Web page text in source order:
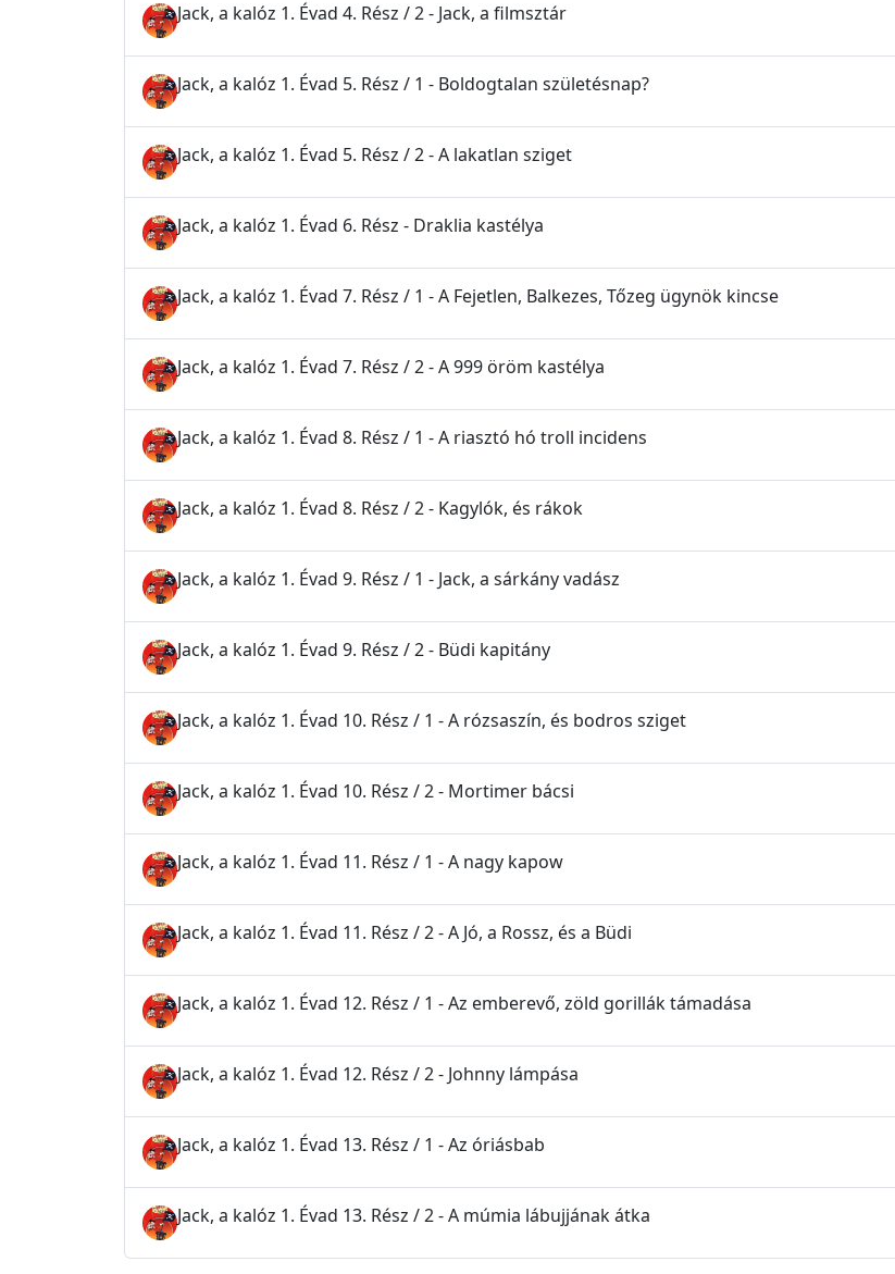
Jack, a kalóz 1. Évad 4. Rész / 2 - Jack, a filmsztár
Jack, a kalóz 1. Évad 5. Rész / 1 - Boldogtalan születésnap?
Jack, a kalóz 1. Évad 5. Rész / 2 - A lakatlan sziget
Jack, a kalóz 1. Évad 6. Rész - Draklia kastélya
Jack, a kalóz 1. Évad 7. Rész / 1 - A Fejetlen, Balkezes, Tőzeg ügynök kincse
Jack, a kalóz 1. Évad 7. Rész / 2 - A 999 öröm kastélya
Jack, a kalóz 1. Évad 8. Rész / 1 - A riasztó hó troll incidens
Jack, a kalóz 1. Évad 8. Rész / 2 - Kagylók, és rákok
Jack, a kalóz 1. Évad 9. Rész / 1 - Jack, a sárkány vadász
Jack, a kalóz 1. Évad 9. Rész / 2 - Büdi kapitány
Jack, a kalóz 1. Évad 10. Rész / 1 - A rózsaszín, és bodros sziget
Jack, a kalóz 1. Évad 10. Rész / 2 - Mortimer bácsi
Jack, a kalóz 1. Évad 11. Rész / 1 - A nagy kapow
Jack, a kalóz 1. Évad 11. Rész / 2 - A Jó, a Rossz, és a Büdi
Jack, a kalóz 1. Évad 12. Rész / 1 - Az emberevő, zöld gorillák támadása
Jack, a kalóz 1. Évad 12. Rész / 2 - Johnny lámpása
Jack, a kalóz 1. Évad 13. Rész / 1 - Az óriásbab
Jack, a kalóz 1. Évad 13. Rész / 2 - A múmia lábujjának átka